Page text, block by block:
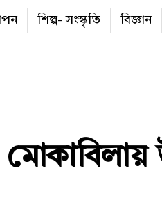
শিল্প- সংস্কৃতি বিজ্ঞান